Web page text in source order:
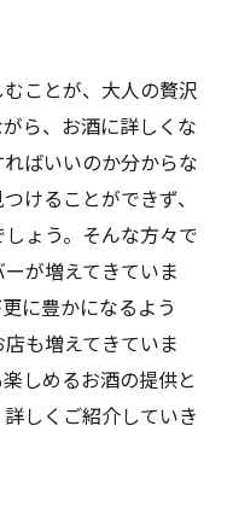
ことが、大人の贅沢
ら、お酒に詳しくな
ばいいのか分からな
けることができず、
ょう。そんな方々で
が増えてきていま
に豊かになるよう
も増えてきていま
しめるお酒の提供と
しくご紹介していき